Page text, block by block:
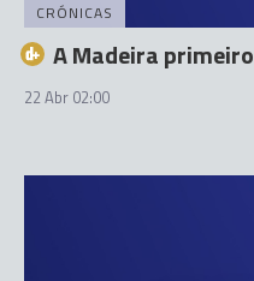
CRÓNICAS
A Madeira primeiro
22 Abr 02:00